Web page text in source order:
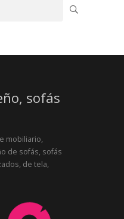
sofás
mobiliario,
de sofás, sofás
de tela,